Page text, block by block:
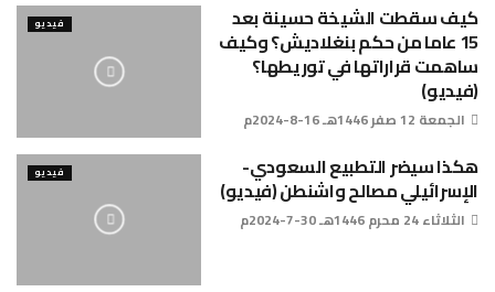
فيديو كيف سقطت الشيخة حسينة بعد
15 عاما من حكم بنغلاديش؟ وكيف
ساهمت قراراتها في توريطها؟
(فيديو)
الجمعة 12 صفر 1446هـ 16-8-2024م
فيديو هكذا سيضر التطبيع السعودي-
الإسرائيلي مصالح واشنطن (فيديو)
الثلاثاء 24 محرم 1446هـ 30-7-2024م